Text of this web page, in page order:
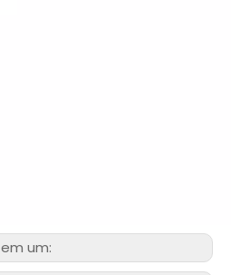
em um: